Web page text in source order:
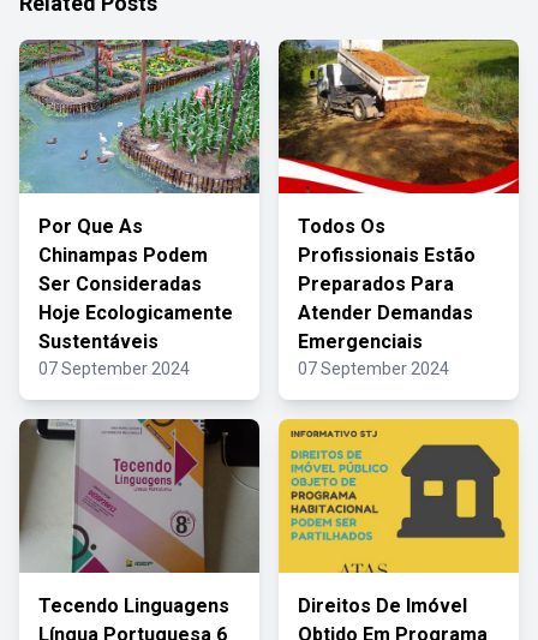
Por Que As
Chinampas Podem
Ser Consideradas
Hoje Ecologicamente
Sustentáveis
07 September 2024
Todos Os
Profissionais Estão
Preparados Para
Atender Demandas
Emergenciais
07 September 2024
Tecendo Linguagens
Língua Portuguesa 6
Direitos De Imóvel
Obtido Em Programa